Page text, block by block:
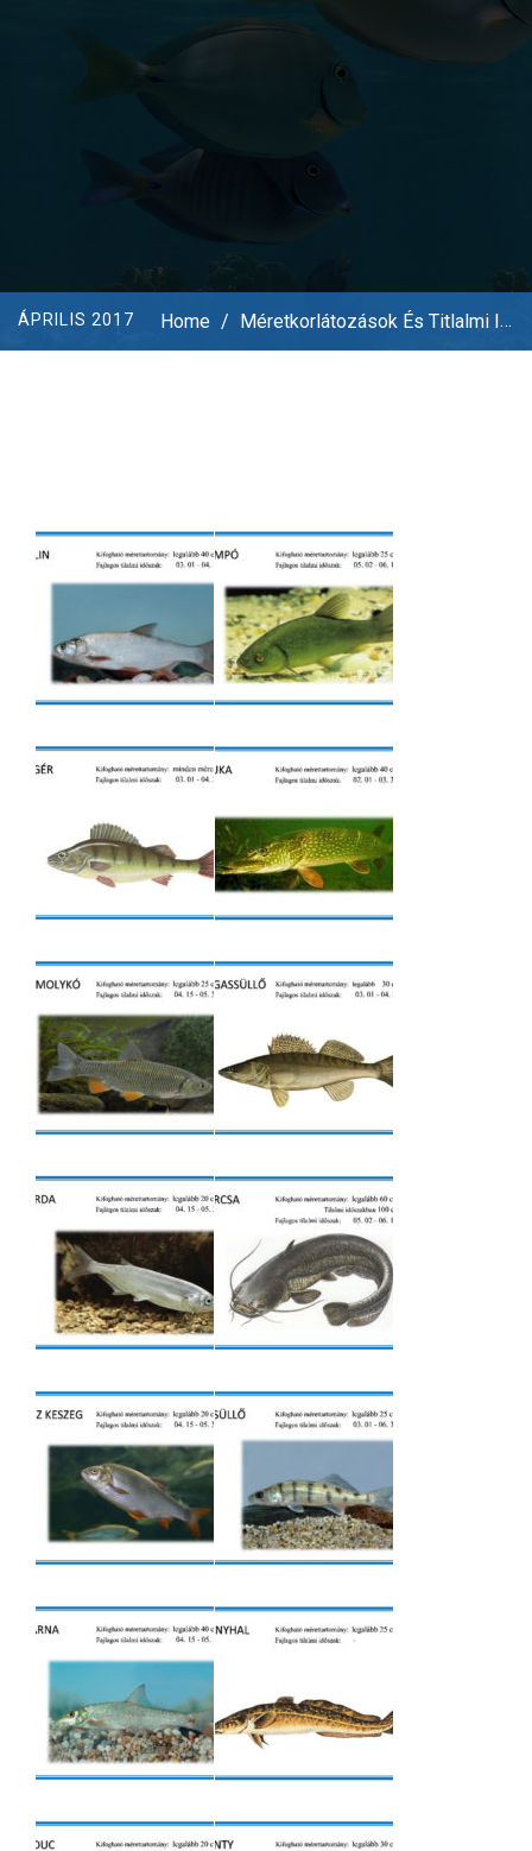
ÁPRILIS 2017 Home / Méretkorlátozások És Titlalmi Időszakok